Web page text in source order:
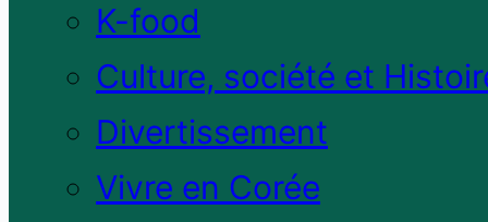
K-food
Culture, société et
Divertissement
Vivre en Corée